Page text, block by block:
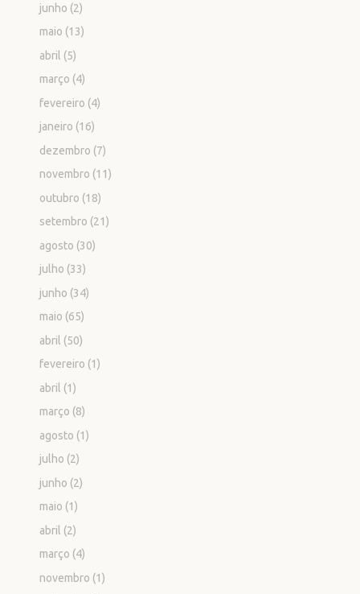
junho (2)
maio (13)
abril (5)
março (4)
fevereiro (4)
janeiro (16)
dezembro (7)
novembro (11)
outubro (18)
setembro (21)
agosto (30)
julho (33)
junho (34)
maio (65)
abril (50)
fevereiro (1)
abril (1)
março (8)
agosto (1)
julho (2)
junho (2)
maio (1)
abril (2)
março (4)
novembro (1)